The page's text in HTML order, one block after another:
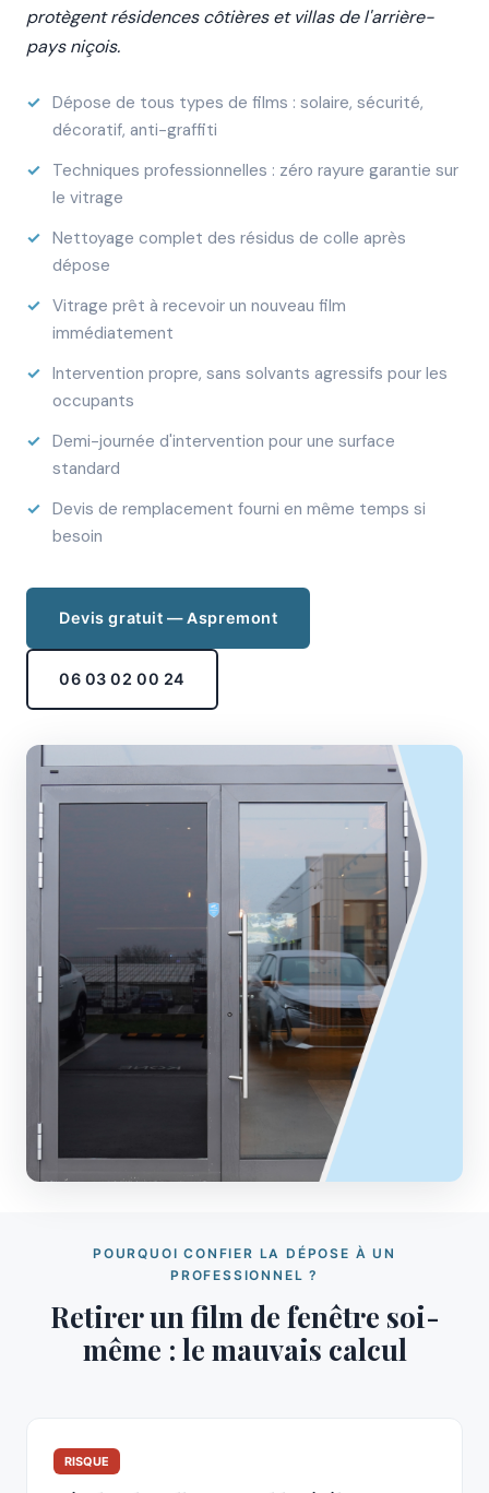
protègent résidences côtières et villas de l'arrière-
pays niçois.
Dépose de tous types de films : solaire, sécurité,
décoratif, anti-graffiti
Techniques professionnelles : zéro rayure garantie sur
le vitrage
Nettoyage complet des résidus de colle après
dépose
Vitrage prêt à recevoir un nouveau film
immédiatement
Intervention propre, sans solvants agressifs pour les
occupants
Demi-journée d'intervention pour une surface
standard
Devis de remplacement fourni en même temps si
besoin
Devis gratuit — Aspremont
06 03 02 00 24
POURQUOI CONFIER LA DÉPOSE À UN
PROFESSIONNEL ?
Retirer un film de fenêtre soi-
même : le mauvais calcul
RISQUE